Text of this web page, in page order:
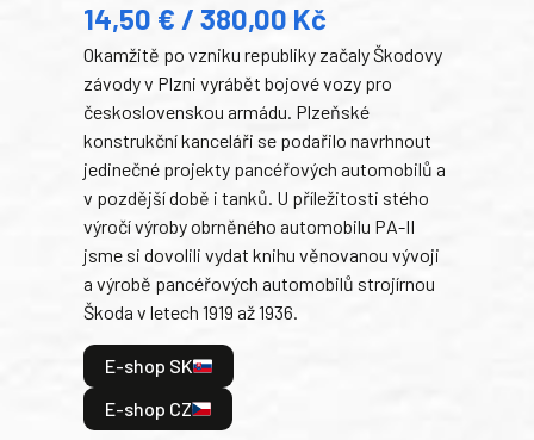
14,50 € / 380,00 Kč
Okamžitě po vzniku republiky začaly Škodovy
závody v Plzni vyrábět bojové vozy pro
československou armádu. Plzeňské
konstrukční kanceláři se podařilo navrhnout
jedinečné projekty pancéřových automobilů a
v pozdější době i tanků. U příležitosti stého
výročí výroby obrněného automobilu PA-II
jsme si dovolili vydat knihu věnovanou vývoji
a výrobě pancéřových automobilů strojírnou
Škoda v letech 1919 až 1936.
E-shop SK
E-shop CZ